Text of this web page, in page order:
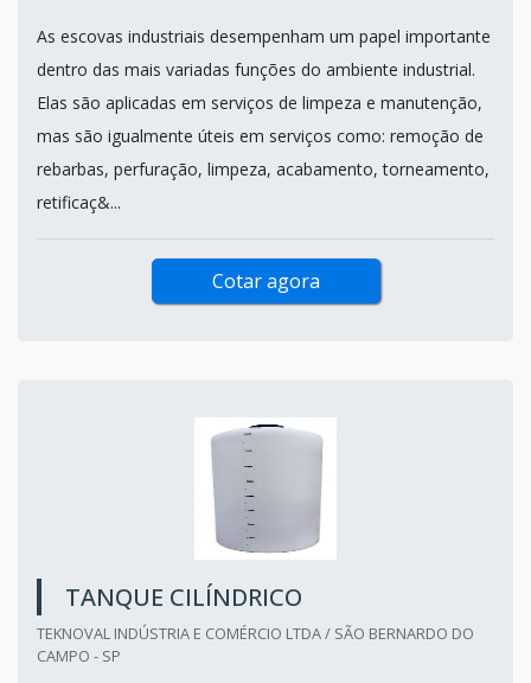
As escovas industriais desempenham um papel importante
dentro das mais variadas funções do ambiente industrial.
Elas são aplicadas em serviços de limpeza e manutenção,
mas são igualmente úteis em serviços como: remoção de
rebarbas, perfuração, limpeza, acabamento, torneamento,
retificaç&...
Cotar agora
TANQUE CILÍNDRICO
TEKNOVAL INDÚSTRIA E COMÉRCIO LTDA / SÃO BERNARDO DO
CAMPO - SP